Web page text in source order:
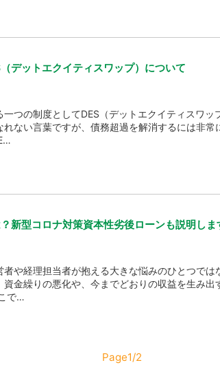
デットエクイティスワップ）について
つの制度としてDES（デットエクイティスワッ
ない言葉ですが、債務超過を解消するには非常
新型コロナ対策資本性劣後ローンも説明しま
者や経理担当者が抱える大きな悩みのひとつで
金繰りの悪化や、今までどおりの収益を生み
で…
Page1/2